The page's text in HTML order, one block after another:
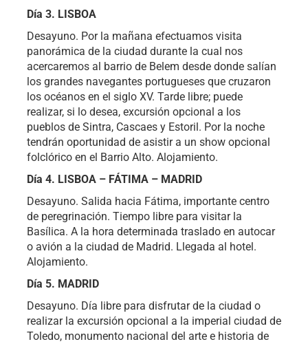
Día 3. LISBOA
Desayuno. Por la mañana efectuamos visita
panorámica de la ciudad durante la cual nos
acercaremos al barrio de Belem desde donde salían
los grandes navegantes portugueses que cruzaron
los océanos en el siglo XV. Tarde libre; puede
realizar, si lo desea, excursión opcional a los
pueblos de Sintra, Cascaes y Estoril. Por la noche
tendrán oportunidad de asistir a un show opcional
folclórico en el Barrio Alto. Alojamiento.
Día 4. LISBOA – FÁTIMA – MADRID
Desayuno. Salida hacia Fátima, importante centro
de peregrinación. Tiempo libre para visitar la
Basílica. A la hora determinada traslado en autocar
o avión a la ciudad de Madrid. Llegada al hotel.
Alojamiento.
Día 5. MADRID
Desayuno. Día libre para disfrutar de la ciudad o
realizar la excursión opcional a la imperial ciudad de
Toledo, monumento nacional del arte e historia de